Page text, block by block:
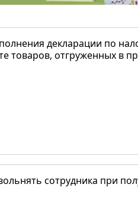
декларации по
товаров, отгруженных в
сотрудника при